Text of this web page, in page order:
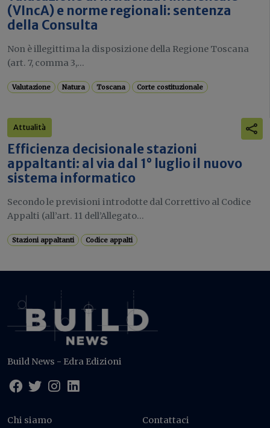
(VIncA) e norme regionali: sentenza
della Consulta
Non è illegittima la disposizione della Regione Toscana
(art. 7, comma 3,...
Valutazione Natura Toscana Corte costituzionale
Attualità
Efficienza decisionale stazioni
appaltanti: al via dal 1° luglio il nuovo
sistema informatico
Secondo le previsioni introdotte dal Correttivo al Codice
Appalti (all’art. 11 dell’Allegato...
Stazioni appaltanti Codice appalti
Build News - Edra Edizioni
Chi siamo Contattaci